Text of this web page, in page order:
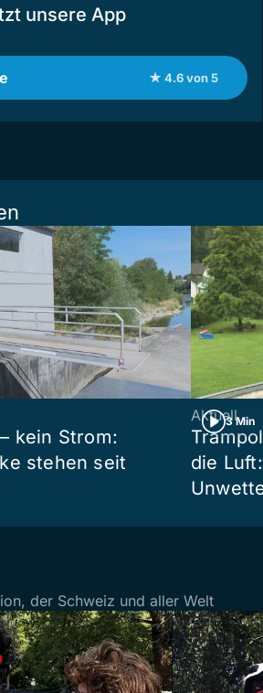
unsere App
★ 4.6 von 5
kein Strom:
stehen seit
3 Min
Aktuell
die
der Schweiz und aller Welt